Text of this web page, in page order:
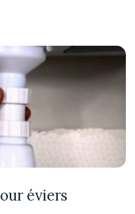
éviers